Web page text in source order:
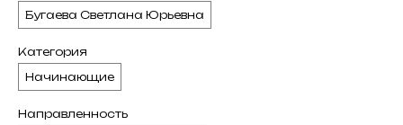
Бугаева Светлана Юрьевна
Категория
Начинающие
Направленность